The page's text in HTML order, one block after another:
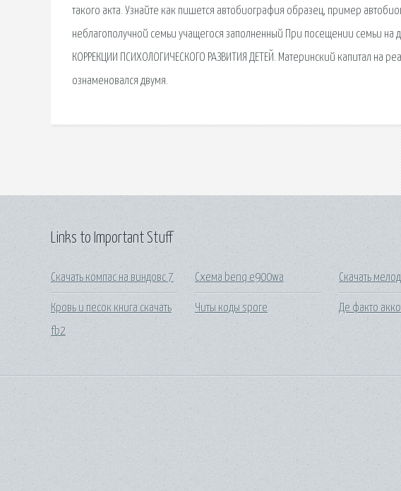
такого акта. Узнайте как пишется автобиография образец, пример
неблагополучной семьи учащегося заполненный При посещении семьи
КОРРЕКЦИИ ПСИХОЛОГИЧЕСКОГО РАЗВИТИЯ ДЕТЕЙ. Материнский капитал на
ознаменовался двумя.
Links to Important Stuff
Скачать компас на виндовс 7
Кровь и песок книга скачать
fb2
Схема benq e900wa
Читы коды spore
Скачать
Де факто